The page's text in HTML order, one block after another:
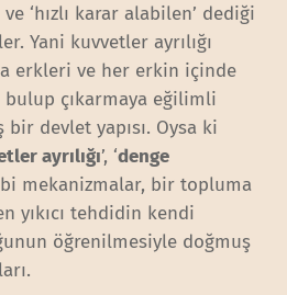
‘hızlı karar alabilen’ dediği
Yani kuvvetler ayrılığı
erkleri ve her erkin içinde
bulup çıkarmaya eğilimli
devlet yapısı. Oysa ki
ayrılığı’, ‘denge
mekanizmalar, bir topluma
yıkıcı tehdidin kendi
öğrenilmesiyle doğmuş